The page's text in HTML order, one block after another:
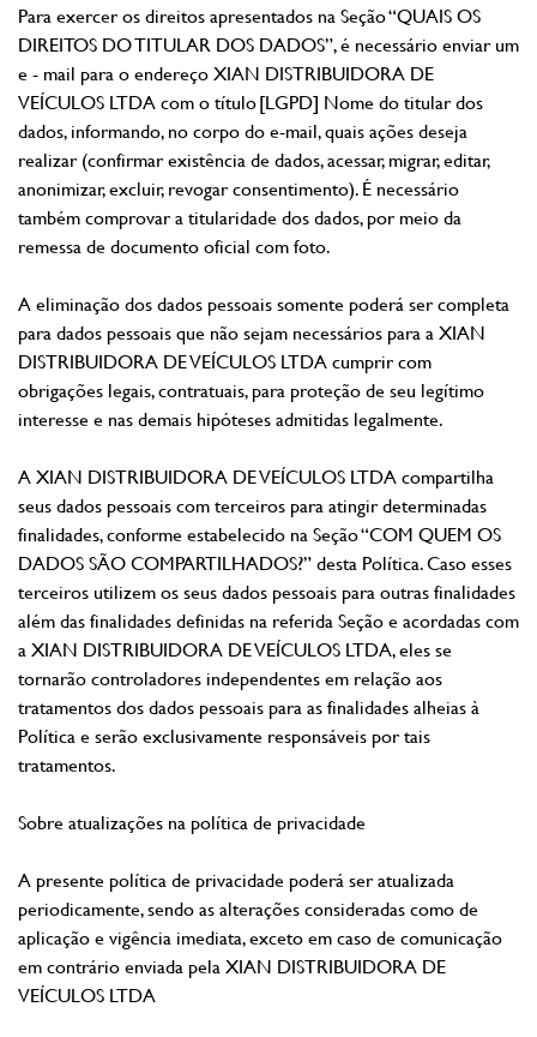
Para exercer os direitos apresentados na Seção “QUAIS OS
DIREITOS DO TITULAR DOS DADOS”, é necessário enviar um
e - mail para o endereço XIAN DISTRIBUIDORA DE
VEÍCULOS LTDA com o título [LGPD] Nome do titular dos
dados, informando, no corpo do e-mail, quais ações deseja
realizar (confirmar existência de dados, acessar, migrar, editar,
anonimizar, excluir, revogar consentimento). É necessário
também comprovar a titularidade dos dados, por meio da
remessa de documento oficial com foto.
A eliminação dos dados pessoais somente poderá ser completa
para dados pessoais que não sejam necessários para a XIAN
DISTRIBUIDORA DE VEÍCULOS LTDA cumprir com
obrigações legais, contratuais, para proteção de seu legítimo
interesse e nas demais hipóteses admitidas legalmente.
A XIAN DISTRIBUIDORA DE VEÍCULOS LTDA compartilha
seus dados pessoais com terceiros para atingir determinadas
finalidades, conforme estabelecido na Seção “COM QUEM OS
DADOS SÃO COMPARTILHADOS?” desta Política. Caso esses
terceiros utilizem os seus dados pessoais para outras finalidades
além das finalidades definidas na referida Seção e acordadas com
a XIAN DISTRIBUIDORA DE VEÍCULOS LTDA, eles se
tornarão controladores independentes em relação aos
tratamentos dos dados pessoais para as finalidades alheias à
Política e serão exclusivamente responsáveis por tais
tratamentos.
Sobre atualizações na política de privacidade
A presente política de privacidade poderá ser atualizada
periodicamente, sendo as alterações consideradas como de
aplicação e vigência imediata, exceto em caso de comunicação
em contrário enviada pela XIAN DISTRIBUIDORA DE
VEÍCULOS LTDA